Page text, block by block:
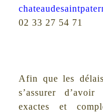
02 33 27 54 71
Afin que les
s’assurer
exactes et